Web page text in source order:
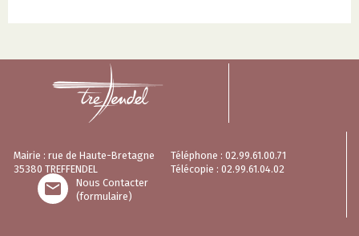
Mairie : rue de Haute-Bretagne
35380 TREFFENDEL
Téléphone : 02.99.61.00.71
Télécopie : 02.99.61.04.02

Nous Contacter
(formulaire)